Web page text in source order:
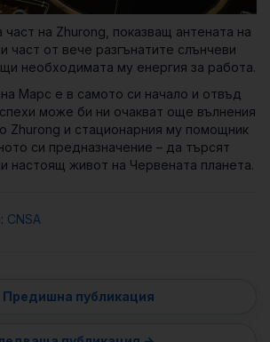
част на Zhurong, показващ антената на
част от вече разгънатите слънчеви
необходимата му енергия за работа.
Марс е в самото си начало и отвъд
може би ни очакват още вълнения
Zhurong и стационарния му помощник
си предназначение – да търсят
настоящ живот на Червената планета.
CNSA